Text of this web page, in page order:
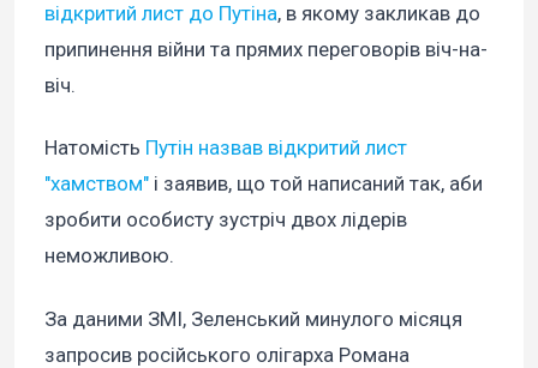
відкритий лист до Путіна, в якому закликав до
припинення війни та прямих переговорів віч-на-
віч.
Натомість Путін назвав відкритий лист
"хамством" і заявив, що той написаний так, аби
зробити особисту зустріч двох лідерів
неможливою.
За даними ЗМІ, Зеленський минулого місяця
запросив російського олігарха Романа